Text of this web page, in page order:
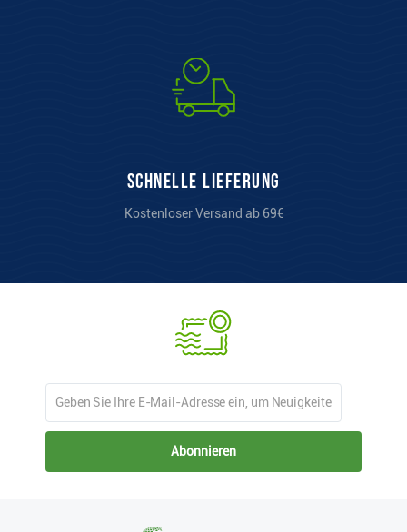
Schnelle Lieferung
Kostenloser Versand ab 69€
Abonnieren